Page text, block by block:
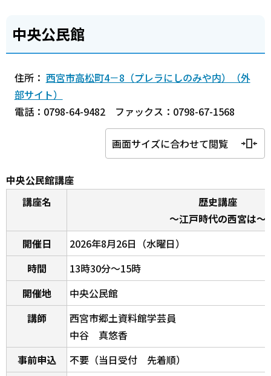
中央公民館
住所： 西宮市高松町4－8（プレラにしのみや内）（外
部サイト）
電話：0798-64-9482 ファックス：0798-67-1568
画面サイズに合わせて閲覧
中央公民館講座
講座名
歴史講座
～江戸時代の西宮は～
開催日
2026年8月26日（水曜日）
時間
13時30分～15時
開催地
中央公民館
講師
西宮市郷土資料館学芸員
中谷 真悠香
事前申込
不要（当日受付 先着順）